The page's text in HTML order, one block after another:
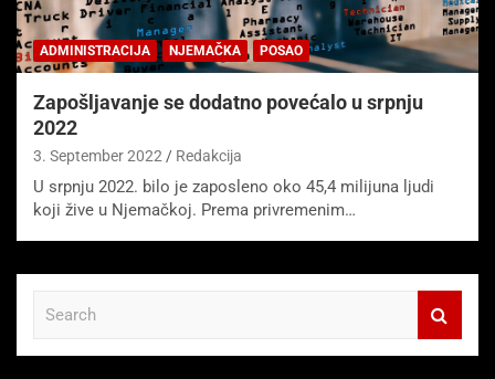
ADMINISTRACIJA NJEMAČKA POSAO
Zapošljavanje se dodatno povećalo u srpnju
2022
3. September 2022 Redakcija
U srpnju 2022. bilo je zaposleno oko 45,4 milijuna ljudi
koji žive u Njemačkoj. Prema privremenim…